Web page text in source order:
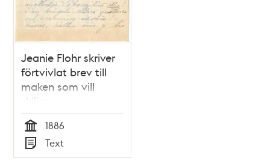
Jeanie Flohr skriver
förtvivlat brev till
maken som vill
skiljas
Tid
1886
Typ
Text